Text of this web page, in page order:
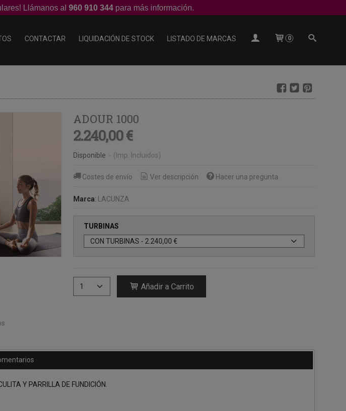
Llámanos al 960 910 344para más información.
CONTACTAR LIQUIDACIÓN DE STOCK LISTADO DE MARCAS 0
ADOUR 1000
2.240,00 €
Disponible - (Imp. Incluidos)
Costes de envío Ver descripción Hacer una pregunta
Marca: LACUNZA
TURBINAS
Añadir a Carrito
Y PARRILLA DE FUNDICIÓN.